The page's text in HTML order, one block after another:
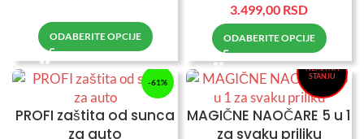
ODABERITE OPCIJE
3.499,00 RSD
ODABERITE OPCIJE
-61%
PROFI zaštita od sunca
za auto
-45%
NEMA NA
STANJU
MAGIČNE NAOČARE 5 u 1
za svaku priliku